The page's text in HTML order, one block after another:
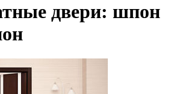
двери: шпон